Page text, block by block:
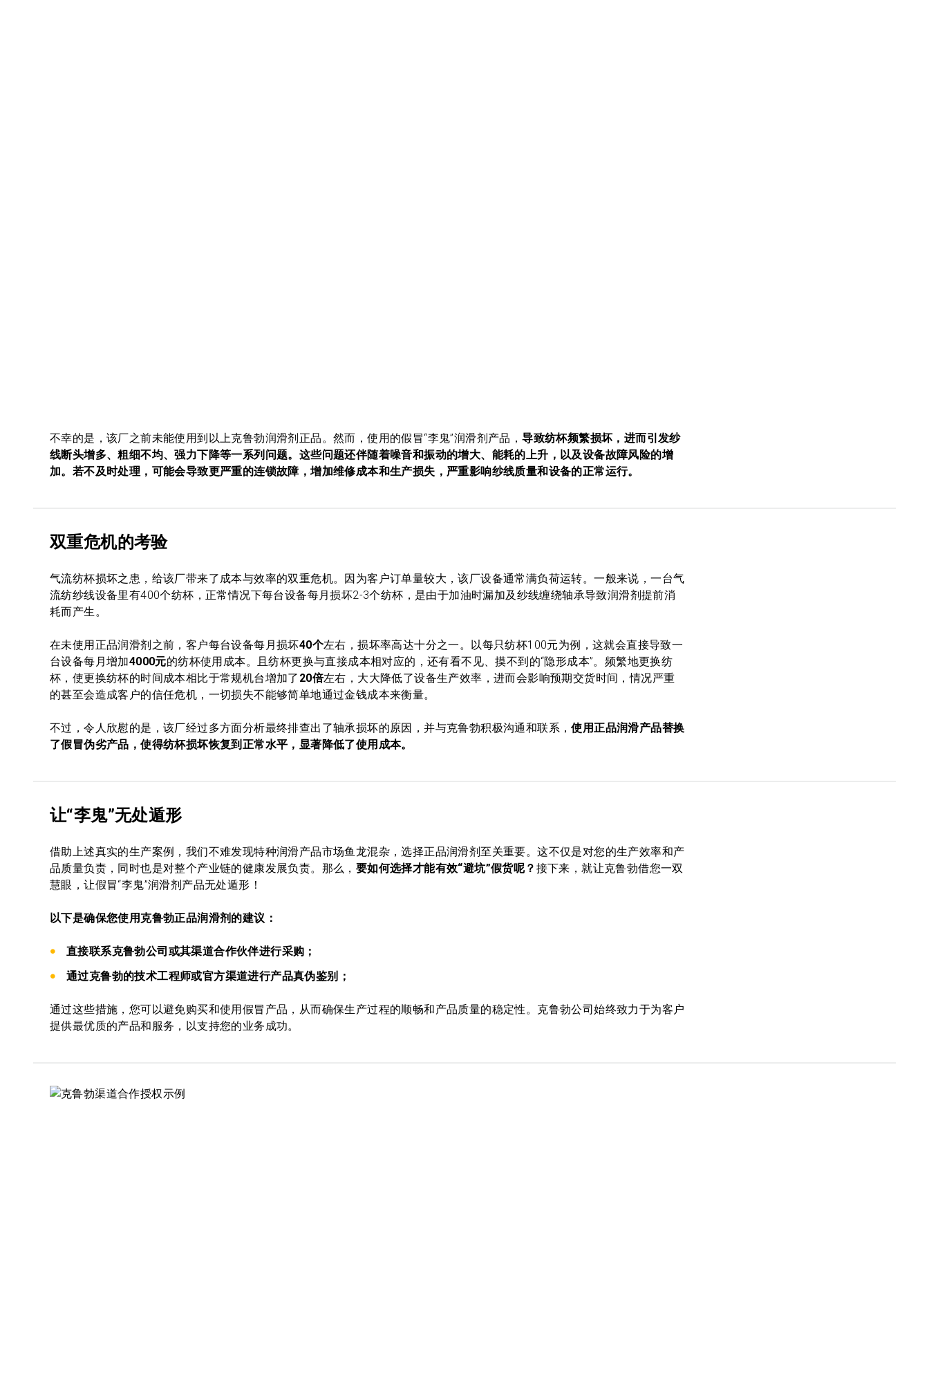
不幸的是，该厂之前未能使用到以上克鲁勃润滑剂正品。然而，使用的假冒“李鬼”润滑剂产品，导致纺杯频繁损坏，进而引发纱
线断头增多、粗细不均、强力下降等一系列问题。这些问题还伴随着噪音和振动的增大、能耗的上升，以及设备故障风险的增
加。若不及时处理，可能会导致更严重的连锁故障，增加维修成本和生产损失，严重影响纱线质量和设备的正常运行。
双重危机的考验
气流纺杯损坏之患，给该厂带来了成本与效率的双重危机。因为客户订单量较大，该厂设备通常满负荷运转。一般来说，一台气
流纺纱线设备里有400个纺杯，正常情况下每台设备每月损坏2-3个纺杯，是由于加油时漏加及纱线缠绕轴承导致润滑剂提前消
耗而产生。
在未使用正品润滑剂之前，客户每台设备每月损坏40个左右，损坏率高达十分之一。以每只纺杯100元为例，这就会直接导致一
台设备每月增加4000元的纺杯使用成本。且纺杯更换与直接成本相对应的，还有看不见、摸不到的“隐形成本”。频繁地更换纺
杯，使更换纺杯的时间成本相比于常规机台增加了 20倍左右，大大降低了设备生产效率，进而会影响预期交货时间，情况严重
的甚至会造成客户的信任危机，一切损失不能够简单地通过金钱成本来衡量。
不过，令人欣慰的是，该厂经过多方面分析最终排查出了轴承损坏的原因，并与克鲁勃积极沟通和联系，使用正品润滑产品替换
了假冒伪劣产品，使得纺杯损坏恢复到正常水平，显著降低了使用成本。
让“李鬼”无处遁形
借助上述真实的生产案例，我们不难发现特种润滑产品市场鱼龙混杂，选择正品润滑剂至关重要。这不仅是对您的生产效率和产
品质量负责，同时也是对整个产业链的健康发展负责。那么， 要如何选择才能有效“避坑”假货呢？ 接下来，就让克鲁勃借您一双
慧眼，让假冒“李鬼”润滑剂产品无处遁形！
以下是确保您使用克鲁勃正品润滑剂的建议：
直接联系克鲁勃公司或其渠道合作伙伴进行采购；
通过克鲁勃的技术工程师或官方渠道进行产品真伪鉴别；
通过这些措施，您可以避免购买和使用假冒产品，从而确保生产过程的顺畅和产品质量的稳定性。克鲁勃公司始终致力于为客户
提供最优质的产品和服务，以支持您的业务成功。